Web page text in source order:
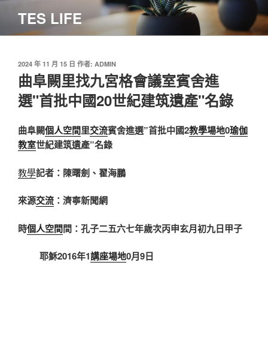
主
TES LIFE
發
佈
於
2024 年 11 月 15 日 作者: ADMIN
曲阜闕里找九宮格會議室賓舍進
選"首批中國20世紀建筑遺產"名錄
曲阜闕個人空間里交流賓舍進選”首批中國2教學場地0瑜伽
教室世紀建筑遺產”名錄
教學記者：陳曙劍、翟海鵬
來源交流 ：濟寧新聞網
時個人空間間：孔子二五六七年歲次丙申玄月初九日甲子
耶穌2016年1講座場地0月9日